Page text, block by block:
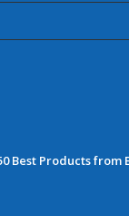
Best Products from